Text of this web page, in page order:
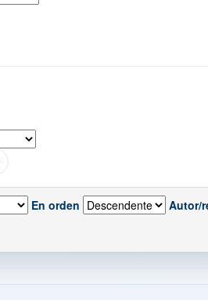
En orden Autor/